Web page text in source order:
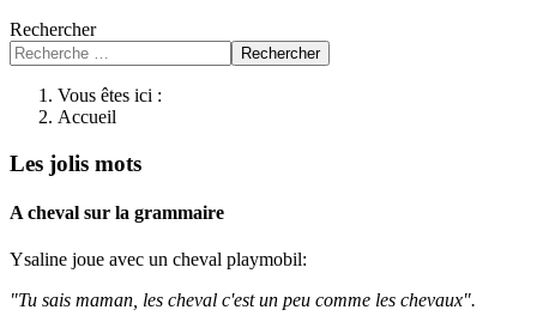
Rechercher
Rechercher
Vous êtes ici :
Accueil
Les jolis mots
A cheval sur la grammaire
Ysaline joue avec un cheval playmobil:
"Tu sais maman, les cheval c'est un peu comme les chevaux".